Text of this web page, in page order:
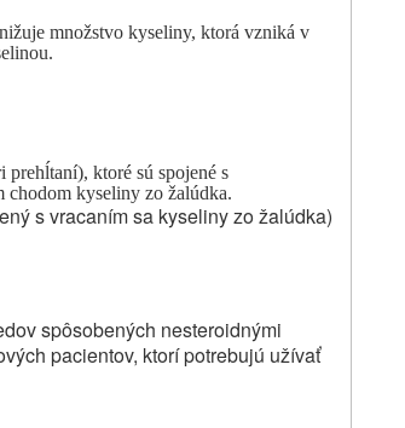
množstvo kyseliny, ktorá vzniká v
ktoré sú spojené s
chodom kyseliny zo žalúdka.
s vracaním sa kyseliny zo žalúdka)
spôsobených nesteroidnými
pacientov, ktorí potrebujú užívať